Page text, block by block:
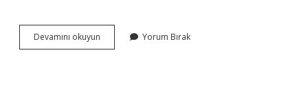
Devamını okuyun
Cumhuriyet
Yorum Bırak